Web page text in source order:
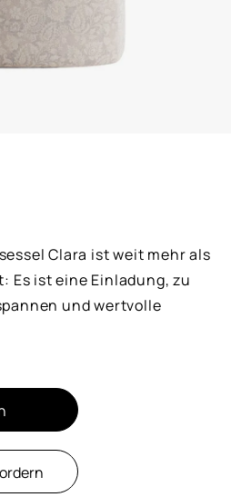
Clara ist weit mehr als
Es ist eine Einladung, zu
und wertvolle